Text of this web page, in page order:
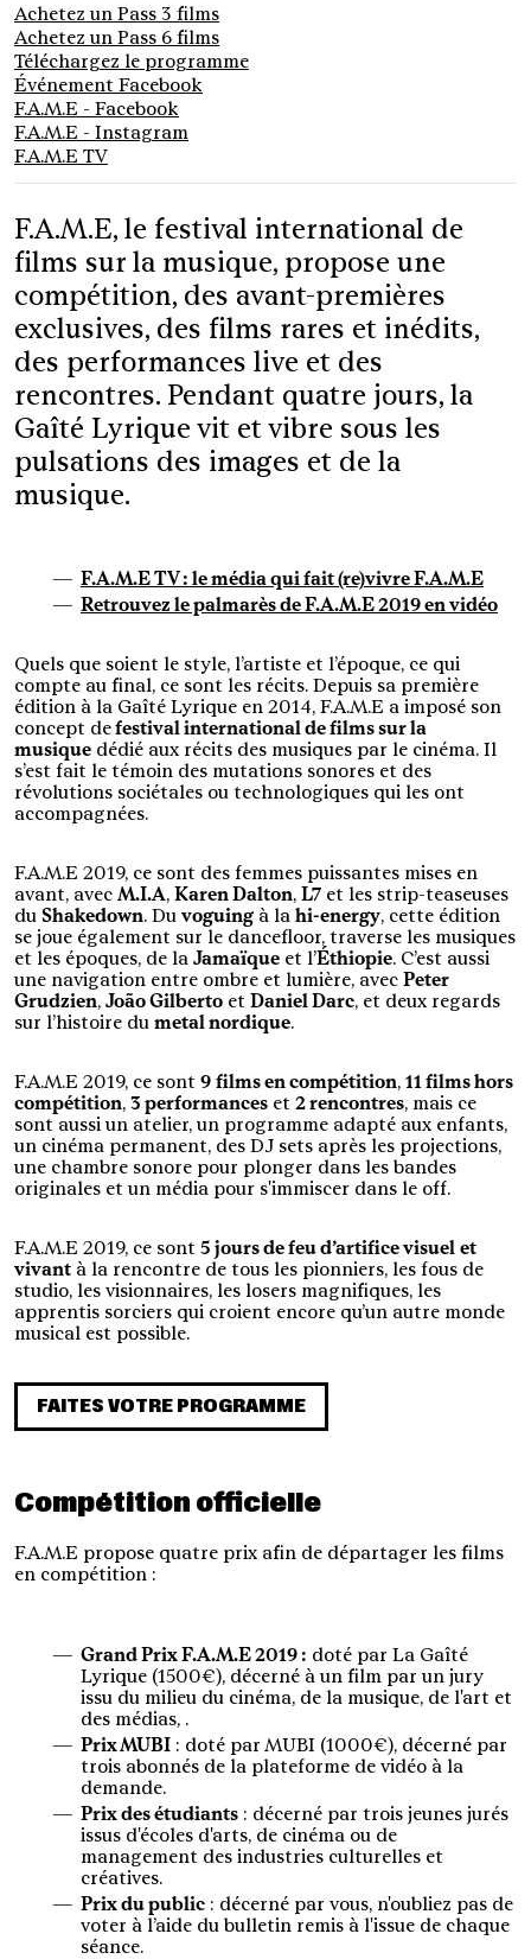
F.A.M.E, le festival international de
films sur la musique, propose une
compétition, des avant-premières
exclusives, des films rares et inédits,
des performances live et des
rencontres. Pendant quatre jours, la
Gaîté Lyrique vit et vibre sous les
pulsations des images et de la
musique.
F.A.M.E TV : le média qui fait (re)vivre F.A.M.E
Retrouvez le palmarès de F.A.M.E 2019 en vidéo
Quels que soient le style, l’artiste et l’époque, ce qui
compte au final, ce sont les récits. Depuis sa première
édition à la Gaîté Lyrique en 2014, F.A.M.E a imposé son
concept defestival international de films sur la
musique dédié aux récits des musiques par le cinéma. Il
s’est fait le témoin des mutations sonores et des
révolutions sociétales ou technologiques qui les ont
accompagnées.
F.A.M.E 2019, ce sont des femmes puissantes mises en
avant, avec M.I.A, Karen Dalton, L7 et les strip-teaseuses
du Shakedown. Du voguing à la hi-energy, cette édition
se joue également sur le dancefloor, traverse les musiques
et les époques, de la Jamaïque et l’Éthiopie. C’est aussi
une navigation entre ombre et lumière, avec Peter
Grudzien, João Gilberto et Daniel Darc, et deux regards
sur l’histoire du metal nordique.
F.A.M.E 2019, ce sont 9 films en compétition, 11 films hors
compétition, 3 performances et 2 rencontres, mais ce
sont aussi un atelier, un programme adapté aux enfants,
un cinéma permanent, des DJ sets après les projections,
une chambre sonore pour plonger dans les bandes
originales et un média pour s'immiscer dans le off.
F.A.M.E 2019, ce sont 5 jours de feu d’artifice visuel et
vivant à la rencontre de tous les pionniers, les fous de
studio, les visionnaires, les losers magnifiques, les
apprentis sorciers qui croient encore qu’un autre monde
musical est possible.
FAITES VOTRE PROGRAMME
Compétition officielle
F.A.M.E propose quatre prix afin de départager les films
en compétition :
Grand Prix F.A.M.E 2019 : doté par La Gaîté
Lyrique (1500€), décerné à un film par un jury
issu du milieu du cinéma, de la musique, de l'art et
des médias, .
Prix MUBI : doté par MUBI (1000€), décerné par
trois abonnés de la plateforme de vidéo à la
demande.
Prix des étudiants : décerné par trois jeunes jurés
issus d'écoles d'arts, de cinéma ou de
management des industries culturelles et
créatives.
Prix du public : décerné par vous, n'oubliez pas de
voter à l’aide du bulletin remis à l'issue de chaque
séance.
Achetez un Pass 3 films
Achetez un Pass 6 films
Téléchargez le programme
Événement Facebook
F.A.M.E - Facebook
F.A.M.E - Instagram
F.A.M.E TV